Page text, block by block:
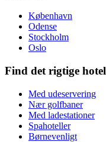
København
Odense
Stockholm
Oslo
Find det rigtige hotel
Med udeservering
Nær golfbaner
Med ladestationer
Spahoteller
Børnevenligt